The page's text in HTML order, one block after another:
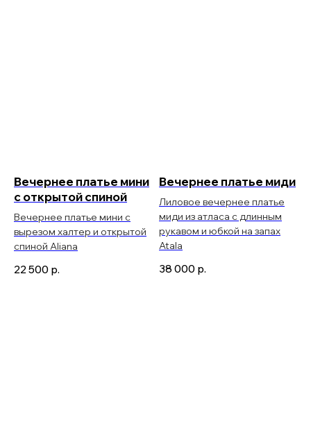
Вечернее платье мини
с открытой спиной
Вечернее платье мини с
вырезом халтер и открытой
спиной Aliana
22 500 р.
Вечернее платье миди
Лиловое вечернее платье
миди из атласа с длинным
рукавом и юбкой на запах
Atala
38 000 р.